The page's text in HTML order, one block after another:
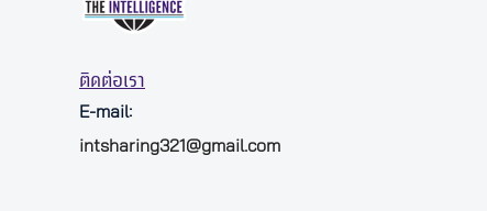
ติดต่อเรา
E-mail:
intsharing321@gmail.com